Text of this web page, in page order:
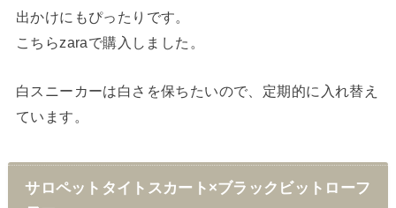
出かけにもぴったりです。
こちらzaraで購入しました。
白スニーカーは白さを保ちたいので、定期的に入れ替え
ています。
サロペットタイトスカート×ブラックビットローフ